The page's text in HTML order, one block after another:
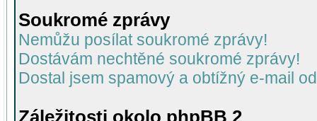
Soukromé zprávy
Nemůžu posílat soukromé zprávy!
Dostávám nechtěné soukromé zprávy!
Dostal jsem spamový a obtížný e-mail
Záležitosti okolo phpBB 2